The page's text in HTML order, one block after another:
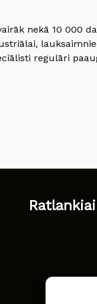
nekā 10 000
regulāri
Ratlankiai